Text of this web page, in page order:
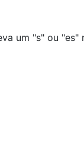
um "s" ou